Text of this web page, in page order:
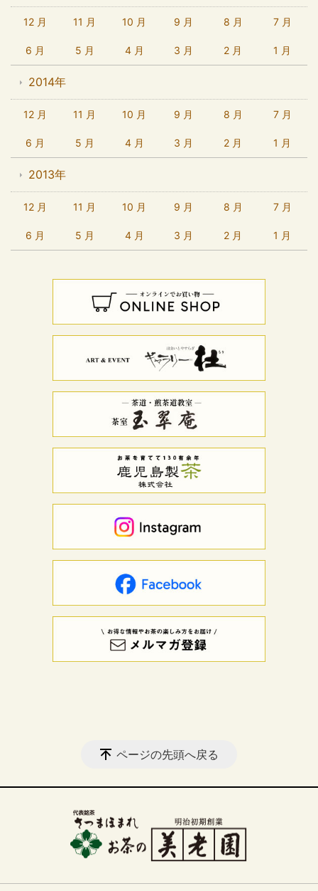
12 月 11 月 10 月 9 月 8 月 7 月
6 月 5 月 4 月 3 月 2 月 1 月
2014年
12 月 11 月 10 月 9 月 8 月 7 月
6 月 5 月 4 月 3 月 2 月 1 月
2013年
12 月 11 月 10 月 9 月 8 月 7 月
6 月 5 月 4 月 3 月 2 月 1 月
ページの先頭へ戻る